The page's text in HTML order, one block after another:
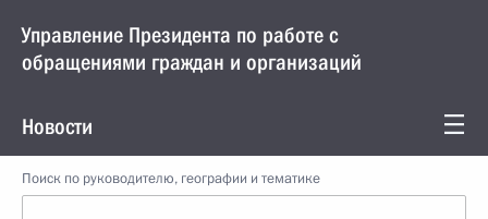
Управление Президента по работе с
обращениями граждан и организаций
Новости
Поиск по руководителю, географии и тематике